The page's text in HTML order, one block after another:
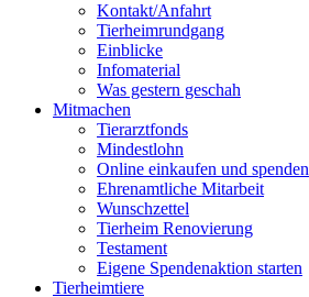
Kontakt/Anfahrt
Tierheimrundgang
Einblicke
Infomaterial
Was gestern geschah
Mitmachen
Tierarztfonds
Mindestlohn
Online einkaufen und spenden
Ehrenamtliche Mitarbeit
Wunschzettel
Tierheim Renovierung
Testament
Eigene Spendenaktion starten
Tierheimtiere